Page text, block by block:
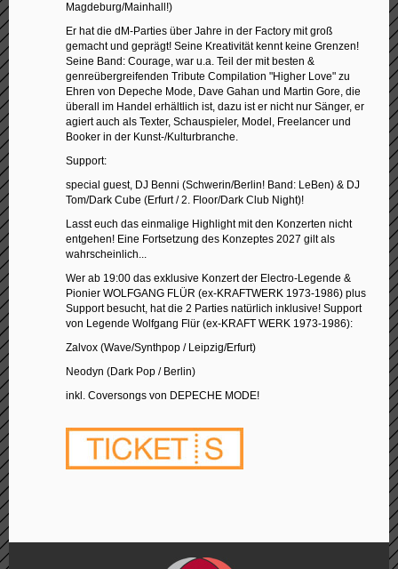
Magdeburg/Mainhall!)
Er hat die dM-Parties über Jahre in der Factory mit groß
gemacht und geprägt! Seine Kreativität kennt keine Grenzen!
Seine Band: Courage, war u.a. Teil der mit besten &
genreübergreifenden Tribute Compilation "Higher Love" zu
Ehren von Depeche Mode, Dave Gahan und Martin Gore, die
überall im Handel erhältlich ist, dazu ist er nicht nur Sänger, er
agiert auch als Texter, Schauspieler, Model, Freelancer und
Booker in der Kunst-/Kulturbranche.
Support:
special guest, DJ Benni (Schwerin/Berlin! Band: LeBen) & DJ
Tom/Dark Cube (Erfurt / 2. Floor/Dark Club Night)!
Lasst euch das einmalige Highlight mit den Konzerten nicht
entgehen! Eine Fortsetzung des Konzeptes 2027 gilt als
wahrscheinlich...
Wer ab 19:00 das exklusive Konzert der Electro-Legende &
Pionier WOLFGANG FLÜR (ex-KRAFTWERK 1973-1986) plus
Support besucht, hat die 2 Parties natürlich inklusive! Support
von Legende Wolfgang Flür (ex-KRAFT WERK 1973-1986):
Zalvox (Wave/Synthpop / Leipzig/Erfurt)
Neodyn (Dark Pop / Berlin)
inkl. Coversongs von DEPECHE MODE!